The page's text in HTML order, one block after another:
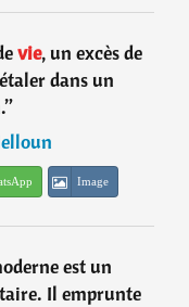
vie, un excès de
dans un
”
Image
est un
Il emprunte